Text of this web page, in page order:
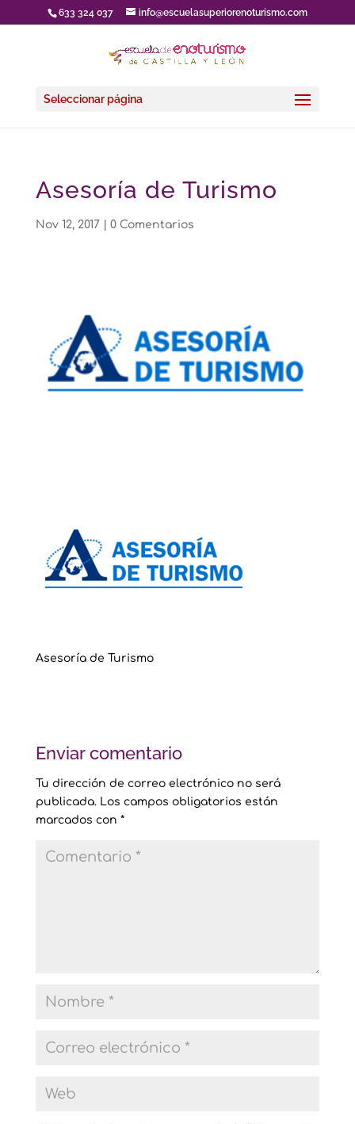
633 324 037 info@escuelasuperiorenoturismo.com
Seleccionar página
Asesoría de Turismo
Nov 12, 2017 0 Comentarios
Asesoría de Turismo
Enviar comentario
Tu dirección de correo electrónico no será
publicada. Los campos obligatorios están
marcados con *